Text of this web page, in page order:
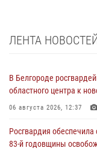
ЛЕНТА
В Белгороде
областного центра к
06 августа 2026, 12:37
Росгвардия
83-й годовщины